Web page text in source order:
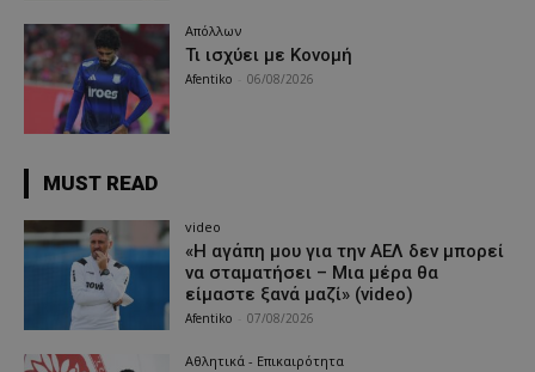
Απόλλων
Τι ισχύει με Κονομή
Afentiko 06/08/2026
MUST READ
video
«Η αγάπη μου για την ΑΕΛ δεν μπορεί
να σταματήσει – Μια μέρα θα
είμαστε ξανά μαζί» (video)
Afentiko 07/08/2026
Αθλητικά - Επικαιρότητα